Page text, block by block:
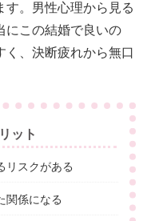
す。男性心理から見る
にこの結婚で良いの
く、決断疲れから無口
ット
リスクがある
関係になる